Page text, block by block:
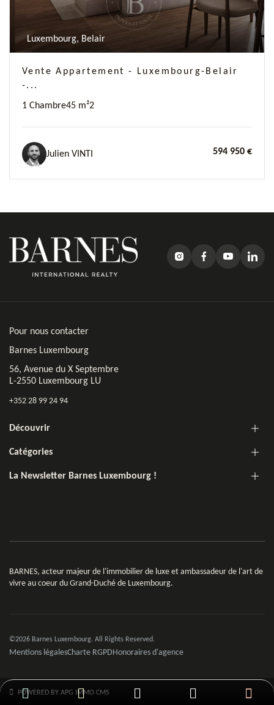
Luxembourg, Belair
Vente Appartement - Luxembourg-Belair
-...
1 Chambre45 m²2
Julien VINTI 594 950 €
Pour nous contacter
Barnes Luxembourg
56, Avenue du X Septembre
L-2550 Luxembourg LU
+352 28 99 24 94
Découvrir
Catégories
La Newsletter Barnes Luxembourg !
BARNES, acteur majeur de l'immobilier de luxe et ambassadeur de l'art de
vivre au coeur du Grand-Duché de Luxembourg.
©2026 Barnes Luxembourg. All Rights Reserved.
Mentions légalesCharte RGPDHonoraires d'agence
POWERED BY APG IMMO CMS